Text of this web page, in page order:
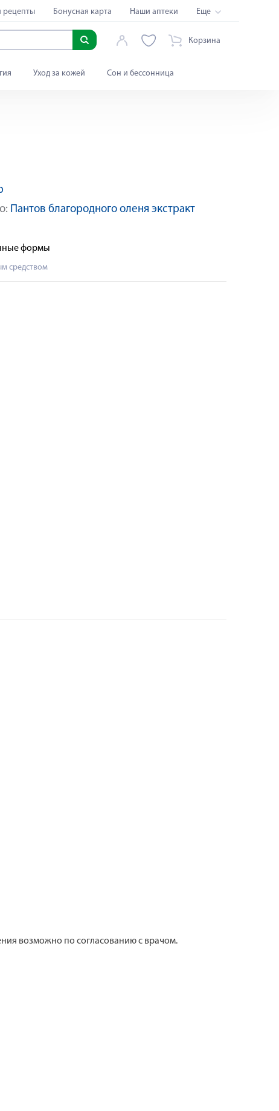
Бонусная карта Наши аптеки Еще
Корзина
Уход за кожей Сон и бессонница
Пантов благородного оленя экстракт
формы
средством
возможно по согласованию с врачом.